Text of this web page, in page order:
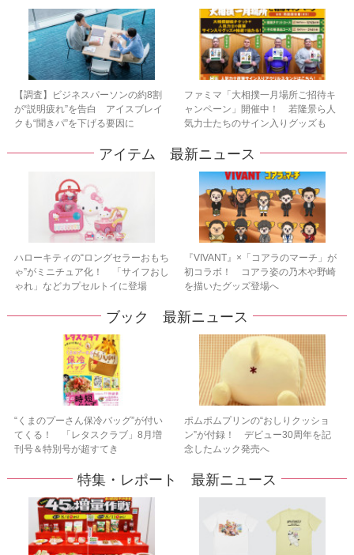
【調査】ビジネスパーソンの約8割
が“説明疲れ”を告白 アイスブレイ
クも“聞きパ”を下げる要因に
ファミマ「大相撲一月場所ご招待キ
ャンペーン」開催中！ 若隆景ら人
気力士たちのサイン入りグッズも
アイテム 最新ニュース
ハローキティの“ロングセラーおもち
ゃ”がミニチュア化！ 「サイフおし
ゃれ」などカプセルトイに登場
『VIVANT』×「コアラのマーチ」が
初コラボ！ コアラ姿の乃木や野崎
を描いたグッズ登場へ
ブック 最新ニュース
“くまのプーさん保冷バッグ”が付い
てくる！ 「レタスクラブ」8月増
刊号＆特別号が超すてき
ポムポムプリンの“おしりクッショ
ン”が付録！ デビュー30周年を記
念したムック発売へ
特集・レポート 最新ニュース